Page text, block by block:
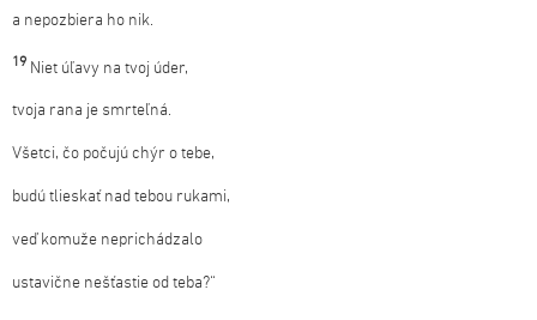
a nepozbiera ho nik.
19 Niet úľavy na tvoj úder,
tvoja rana je smrteľná.
Všetci, čo počujú chýr o tebe,
budú tlieskať nad tebou rukami,
veď komuže neprichádzalo
ustavične nešťastie od teba?“